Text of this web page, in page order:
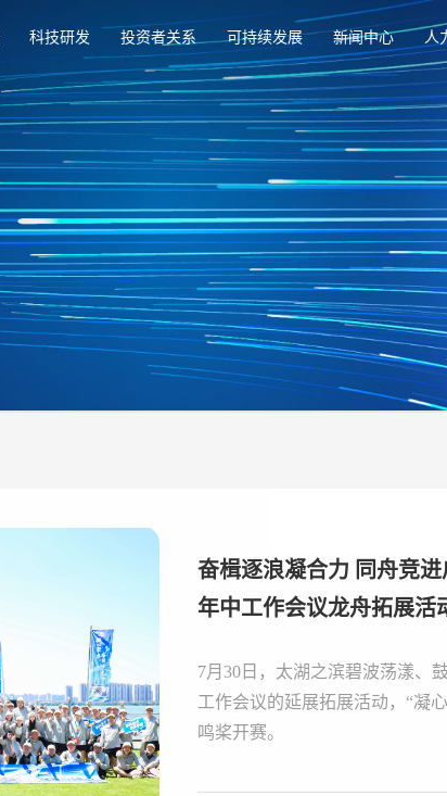
科技研发 投资者关系 可持续发展 新闻中心 人
奋楫逐浪凝合力 同舟竞进启新程——华友控股集团2026
年中工作会议龙舟拓展活
7月30日，太湖之滨碧波荡漾、
工作会议的延展拓展活动，“凝
鸣桨开赛。